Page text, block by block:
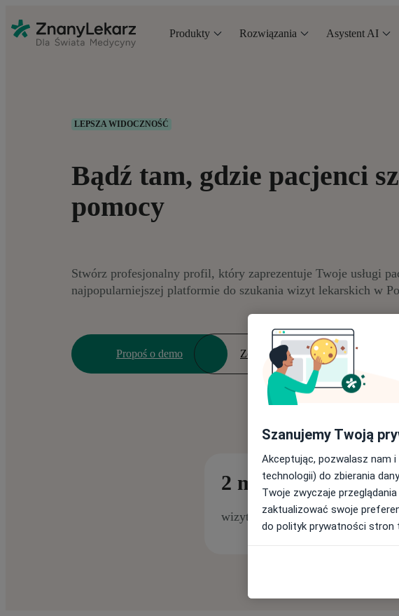
Produkty Rozwiązania Asystent AI
LEPSZA WIDOCZNOŚĆ
Bądź tam, gdzie pacjenci
pomocy
Stwórz profesjonalny profil, który zaprezentuje Twoje usługi
najpopularniejszej platformie do szukania wizyt lekarskich w
Propoś o demo Zobacz cennik
2 miliony
wizyt umawianych miesięcznie
Szanujemy Twoją
Akceptując, pozwalasz nam
technologii) do zbierania
Twoje zwyczaje
zaktualizować swoje
do polityk prywatności stron